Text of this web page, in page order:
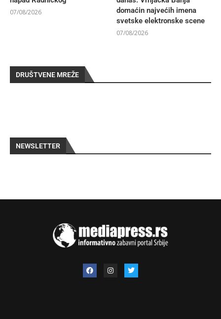
07/08/2026
domaćin najvećih imena
svetske elektronske scene
07/08/2026
DRUŠTVENE MREŽE
NEWSLETTER